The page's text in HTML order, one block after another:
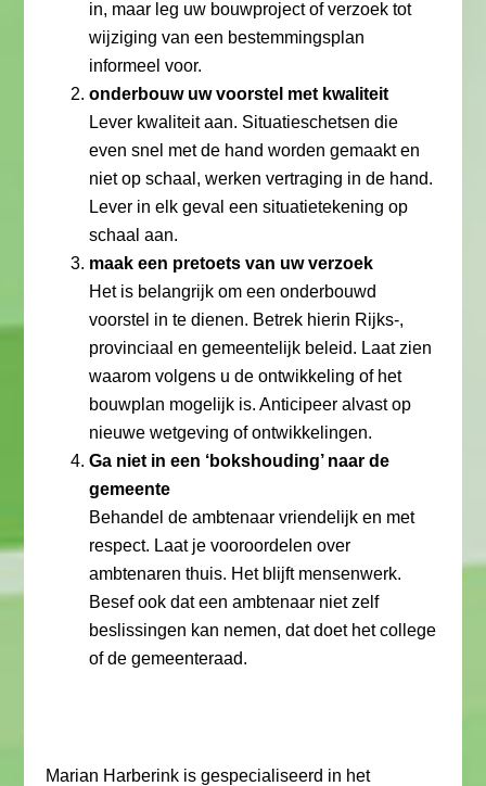
in, maar leg uw bouwproject of verzoek tot
wijziging van een bestemmingsplan
informeel voor.
onderbouw uw voorstel met kwaliteit
Lever kwaliteit aan. Situatieschetsen die
even snel met de hand worden gemaakt en
niet op schaal, werken vertraging in de hand.
Lever in elk geval een situatietekening op
schaal aan.
maak een pretoets van uw verzoek
Het is belangrijk om een onderbouwd
voorstel in te dienen. Betrek hierin Rijks-,
provinciaal en gemeentelijk beleid. Laat zien
waarom volgens u de ontwikkeling of het
bouwplan mogelijk is. Anticipeer alvast op
nieuwe wetgeving of ontwikkelingen.
Ga niet in een ‘bokshouding’ naar de
gemeente
Behandel de ambtenaar vriendelijk en met
respect. Laat je vooroordelen over
ambtenaren thuis. Het blijft mensenwerk.
Besef ook dat een ambtenaar niet zelf
beslissingen kan nemen, dat doet het college
of de gemeenteraad.
Marian Harberink is gespecialiseerd in het